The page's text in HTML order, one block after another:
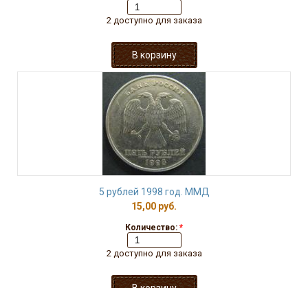
2 доступно для заказа
5 рублей 1998 год. ММД
15,00 руб.
Количество: *
2 доступно для заказа